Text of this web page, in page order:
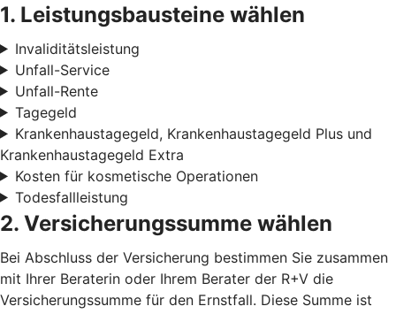
1. Leistungsbausteine wählen
Invaliditätsleistung
Unfall-Service
Unfall-Rente
Tagegeld
Krankenhaustagegeld, Krankenhaustagegeld Plus und
Krankenhaustagegeld Extra
Kosten für kosmetische Operationen
Todesfallleistung
2. Versicherungssumme wählen
Bei Abschluss der Versicherung bestimmen Sie zusammen
mit Ihrer Beraterin oder Ihrem Berater der R+V die
Versicherungssumme für den Ernstfall. Diese Summe ist